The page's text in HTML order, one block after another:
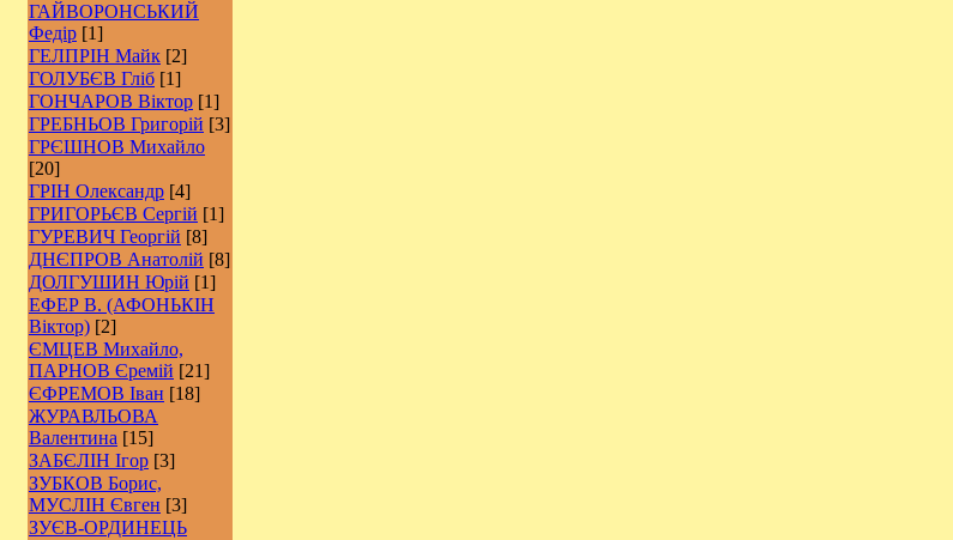
ГАЙВОРОНСЬКИЙ
Федір [1]
ГЕЛПРІН Майк [2]
ГОЛУБЄВ Гліб [1]
ГОНЧАРОВ Віктор [1]
ГРЕБНЬОВ Григорій [3]
ГРЄШНОВ Михайло
[20]
ГРІН Олександр [4]
ГРИГОРЬЄВ Сергій [1]
ГУРЕВИЧ Георгій [8]
ДНЄПРОВ Анатолій [8]
ДОЛГУШИН Юрій [1]
ЕФЕР В. (АФОНЬКІН
Віктор) [2]
ЄМЦЕВ Михайло,
ПАРНОВ Єремій [21]
ЄФРЕМОВ Іван [18]
ЖУРАВЛЬОВА
Валентина [15]
ЗАБЄЛІН Ігор [3]
ЗУБКОВ Борис,
МУСЛІН Євген [3]
ЗУЄВ-ОРДИНЕЦЬ